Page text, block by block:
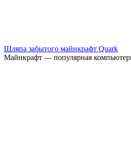
Шляпа забытого майнкрафт Quark
Майнкрафт — популярная